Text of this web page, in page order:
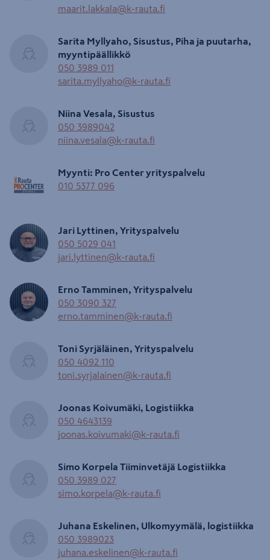
maarit.lakkala@k-rauta.fi
Sarita Myllyaho, Sisustus, Piha ja puutarha,
myyntipäällikkö
050 3989 011
sarita.myllyaho@k-rauta.fi
Niina Vesala, Sisustus
050 3989042
niina.vesala@k-rauta.fi
Myynti: Pro Center yrityspalvelu
010 5377 096
Jari Lyttinen, Yrityspalvelu
050 5029 041
jari.lyttinen@k-rauta.fi
Erno Tamminen, Yrityspalvelu
050 3090 327
erno.tamminen@k-rauta.fi
Toni Syrjäläinen, Yrityspalvelu
050 4092 110
toni.syrjalainen@k-rauta.fi
Joonas Koivumäki, Logistiikka
050 4643139
joonas.koivumaki@k-rauta.fi
Simo Korpela Tiiminvetäjä Logistiikka
050 3989 027
simo.korpela@k-rauta.fi
Juhana Eskelinen, Ulkomyymälä, logistiikka
050 3989023
juhana.eskelinen@k-rauta.fi